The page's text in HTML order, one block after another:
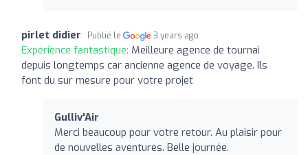
pirlet didier Publié le 3 years ago
Expérience fantastique: Meilleure agence de tournai
depuis longtemps car ancienne agence de voyage. Ils
font du sur mesure pour votre projet
Gulliv'Air
Merci beaucoup pour votre retour. Au plaisir pour
de nouvelles aventures. Belle journée.